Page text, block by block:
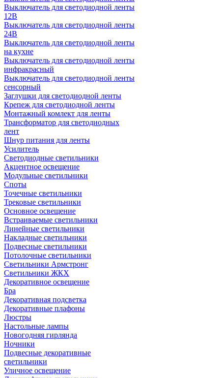
Выключатель для светодиодной ленты
12В
Выключатель для светодиодной ленты
24В
Выключатель для светодиодной ленты
на кухне
Выключатель для светодиодной ленты
инфракрасный
Выключатель для светодиодной ленты
сенсорный
Заглушки для светодиодной ленты
Крепеж для светодиодной ленты
Монтажный комлект для ленты
Трансформатор для светодиодных
лент
Шнур питания для ленты
Усилитель
Светодиодные светильники
Акцентное освещение
Модульные светильники
Споты
Точечные светильники
Трековые светильники
Основное освещение
Встраиваемые светильники
Линейные светильники
Накладные светильники
Подвесные светильники
Потолочные светильники
Светильники Армстронг
Светильники ЖКХ
Декоративное освещение
Бра
Декоративная подсветка
Декоративные плафоны
Люстры
Настольные лампы
Новогодняя гирлянда
Ночники
Подвесные декоративные
светильники
Уличное освещение